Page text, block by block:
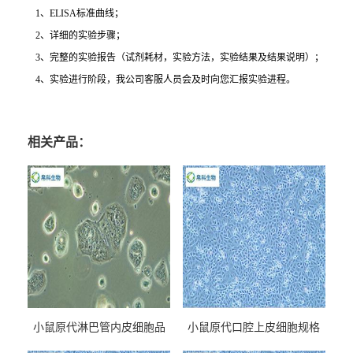
1、 ELISA标准曲线；
2、详细的实验步骤；
3、完整的实验报告（试剂耗材，实验方法，实验结果及结果说明）；
4、实验进行阶段，我公司客服人员会及时向您汇报实验进程。
相关产品：
小鼠原代淋巴管内皮细胞品
小鼠原代口腔上皮细胞规格